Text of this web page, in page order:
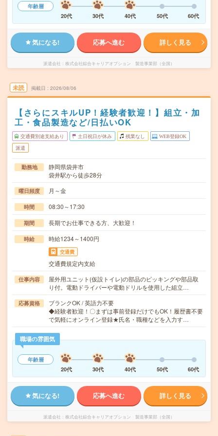
年齢層
20代
30代 40代 50代 60代
気になる! 応募へ進む 詳しく見る
派遣会社 株式会社綜合キャリアオプション 製造事業部（全国）
未読 掲載日 2026/08/06
【さらにスキルUP！経験者歓迎！】組立・加
工・食品製造など/日払いOK
交通費別途支給あり 土日祝日が休み 残業なし WEB登録OK
派遣
勤務地
静岡県袋井市
袋井駅から徒歩28分
曜日頻度 月～金
時間 08:30～17:30
期間 長期でお仕事できる方、大歓迎！
時給 時給1234～1400円
交通費
交通費規定内支給
仕事内容
屋外用ユニット(仮設トイレ)の部品のピッキングや部品取
り付。電動ドライバーや電動ドリルを使用した組立…
応募資格
ブランクOK / 英語力不要
◆経験者歓迎！〇まずは事前登録だけでもOK！履歴書不要
で気軽にオンライン登録★氏名・職種などを入力す…
職場の雰囲気
年齢層
20代
30代 40代 50代 60代
気になる! 応募へ進む 詳しく見る
派遣会社 株式会社綜合キャリアオプション 製造事業部（全国）